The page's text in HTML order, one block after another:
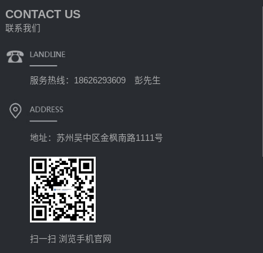
CONTACT US
联系我们
服务热线：18626293609 彭先生
地址：苏州吴中区金枫南路1111号
扫一扫 浏览手机官网